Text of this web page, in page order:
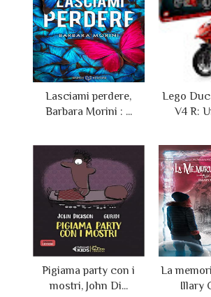
Lasciami perdere,
Barbara Morini : ...
Lego
V4 R:
Pigiama party con i
mostri, John Di...
La
Illary